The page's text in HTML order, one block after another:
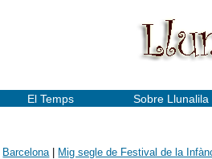
El Temps Sobre Llunalila
Barcelona| Mig segle de Festival de la